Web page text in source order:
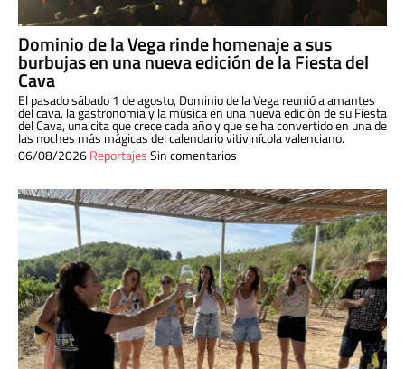
Dominio de la Vega rinde homenaje a sus
burbujas en una nueva edición de la Fiesta del
Cava
El pasado sábado 1 de agosto, Dominio de la Vega reunió a amantes
del cava, la gastronomía y la música en una nueva edición de su Fiesta
del Cava, una cita que crece cada año y que se ha convertido en una de
las noches más mágicas del calendario vitivinícola valenciano.
06/08/2026ReportajesSin comentarios